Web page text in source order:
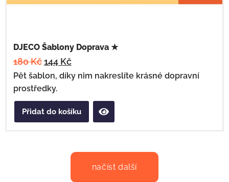
DJECO Šablony Doprava ★
180Kč144 Kč
Pět šablon, díky nim nakreslíte krásné dopravní
prostředky.
Přidat do košíku
načíst další